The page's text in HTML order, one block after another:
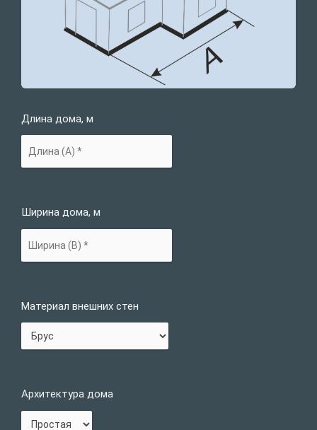
Длина дома, м
Ширина дома, м
Материал внешних стен
Архитектура дома